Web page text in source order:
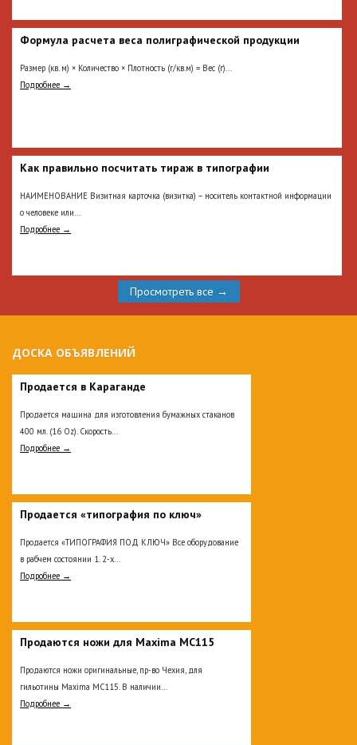
Формула расчета веса полиграфической продукции
Размер (кв. м) × Количество × Плотность (г/кв.м) = Вес (г)...
Подробнее →
Как правильно посчитать тираж в типографии
НАИМЕНОВАНИЕ Визитная карточка (визитка) – носитель контактной информации
о человеке или...
Подробнее →
Просмотреть все →
ДОСКА ОБЪЯВЛЕНИЙ
Продается в Караганде
Продается машина для изготовления бумажных стаканов
400 мл. (16 Oz). Скорость...
Подробнее →
Продается «типография по ключ»
Продается «ТИПОГРАФИЯ ПОД КЛЮЧ» Все оборудование
в рабчем состоянии 1. 2-х...
Подробнее →
Продаются ножи для Maxima MC115
Продаются ножи оригинальные, пр-во Чехия, для
гильотины Maxima MC115. В наличии...
Подробнее →